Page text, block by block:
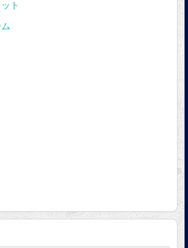
ト